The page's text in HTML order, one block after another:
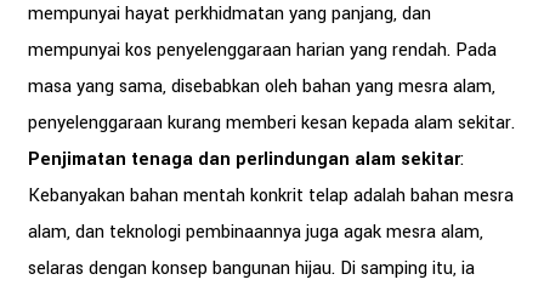
mempunyai hayat perkhidmatan yang panjang, dan
mempunyai kos penyelenggaraan harian yang rendah. Pada
masa yang sama, disebabkan oleh bahan yang mesra alam,
penyelenggaraan kurang memberi kesan kepada alam sekitar.
Penjimatan tenaga dan perlindungan alam sekitar:
Kebanyakan bahan mentah konkrit telap adalah bahan mesra
alam, dan teknologi pembinaannya juga agak mesra alam,
selaras dengan konsep bangunan hijau. Di samping itu, ia